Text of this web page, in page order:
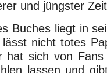
und jüngster
Buches liegt in
nicht totes
hat sich von Fans
lassen und